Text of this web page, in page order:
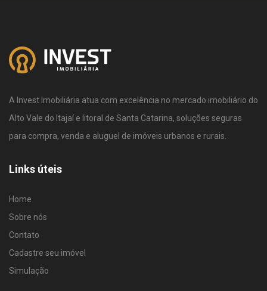
A Invest Imobiliária atua com excelência no mercado imobiliário do
Alto Vale do Itajaí e litoral de Santa Catarina, soluções seguras
para compra, venda e aluguel de imóveis urbanos e rurais.
Links úteis
Home
Sobre nós
Contato
Cadastre seu imóvel
Simulação